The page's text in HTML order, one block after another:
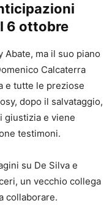
6 ottobre
Abate, ma il suo piano
Calcaterra
e tutte le preziose
dopo il salvataggio,
giustizia e viene
testimoni.
su De Silva e
un vecchio collega
collaborare.